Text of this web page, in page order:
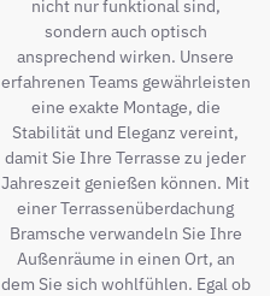
nicht nur funktional sind,
sondern auch optisch
ansprechend wirken. Unsere
erfahrenen Teams gewährleisten
eine exakte Montage, die
Stabilität und Eleganz vereint,
damit Sie Ihre Terrasse zu jeder
Jahreszeit genießen können. Mit
einer Terrassenüberdachung
Bramsche verwandeln Sie Ihre
Außenräume in einen Ort, an
dem Sie sich wohlfühlen. Egal ob